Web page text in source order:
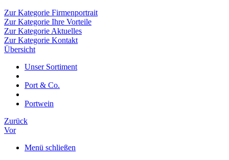
Zur Kategorie Firmenportrait
Zur Kategorie Ihre Vorteile
Zur Kategorie Aktuelles
Zur Kategorie Kontakt
Übersicht
Unser Sortiment
Port & Co.
Portwein
Zurück
Vor
Menü schließen